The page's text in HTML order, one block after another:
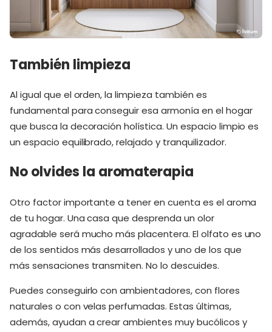
También limpieza
Al igual que el orden, la limpieza también es
fundamental para conseguir esa armonía en el hogar
que busca la decoración holística. Un espacio limpio es
un espacio equilibrado, relajado y tranquilizador.
No olvides la aromaterapia
Otro factor importante a tener en cuenta es el aroma
de tu hogar. Una casa que desprenda un olor
agradable será mucho más placentera. El olfato es uno
de los sentidos más desarrollados y uno de los que
más sensaciones transmiten. No lo descuides.
Puedes conseguirlo con ambientadores, con flores
naturales o con velas perfumadas. Estas últimas,
además, ayudan a crear ambientes muy bucólicos y